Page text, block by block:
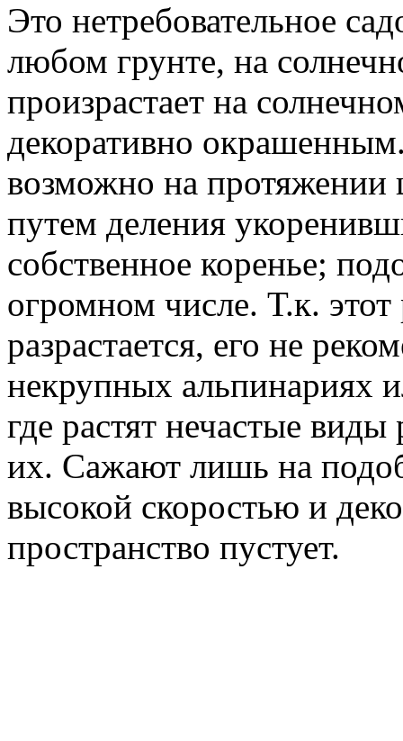
Это нетребовательное
любом грунте, на
произрастает на
декоративно
возможно на протяжении
путем деления
собственное коренье;
огромном числе. Т.к.
разрастается, его не
некрупных альпинариях
где растят нечастые
их. Сажают лишь на
высокой скоростью и
пространство пустует.